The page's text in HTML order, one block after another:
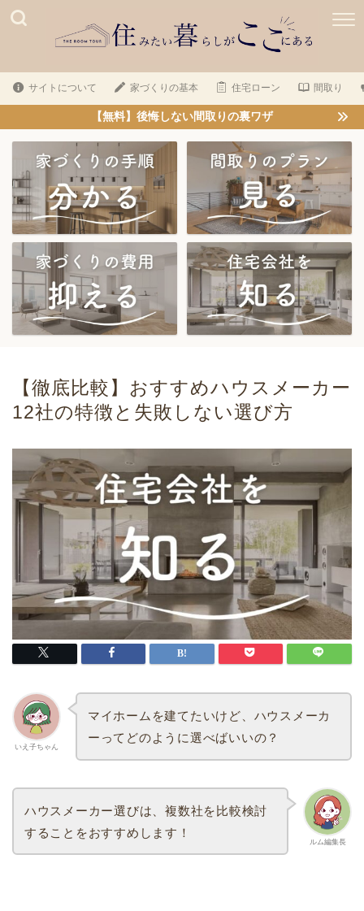
サイトについて 家づくりの基本 住宅ローン 間取り
【無料】後悔しない間取りの裏ワザ
【徹底比較】おすすめハウスメーカー
12社の特徴と失敗しない選び方
いえ子ちゃん
マイホームを建てたいけど、ハウスメーカ
ーってどのように選べばいいの？
ルム編集長
ハウスメーカー選びは、複数社を比較検討
することをおすすめします！